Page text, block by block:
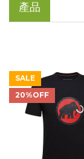
產品
SALE
20%OFF